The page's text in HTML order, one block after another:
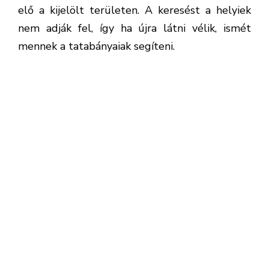
elő a kijelölt területen. A keresést a helyiek
nem adják fel, így ha újra látni vélik, ismét
mennek a tatabányaiak segíteni.